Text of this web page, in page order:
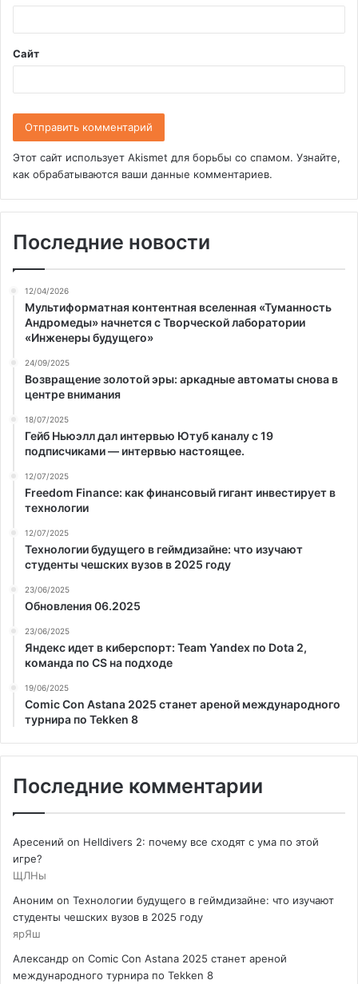
й
*
Сайт
Этот сайт использует Akismet для борьбы со спамом. Узнайте,
как обрабатываются ваши данные комментариев.
Последние новости
12/04/2026
Мультиформатная контентная вселенная «Туманность
Андромеды» начнется с Творческой лаборатории
«Инженеры будущего»
24/09/2025
Возвращение золотой эры: аркадные автоматы снова в
центре внимания
18/07/2025
Гейб Ньюэлл дал интервью Ютуб каналу с 19
подписчиками — интервью настоящее.
12/07/2025
Freedom Finance: как финансовый гигант инвестирует в
технологии
12/07/2025
Технологии будущего в геймдизайне: что изучают
студенты чешских вузов в 2025 году
23/06/2025
Обновления 06.2025
23/06/2025
Яндекс идет в киберспорт: Team Yandex по Dota 2,
команда по CS на подходе
19/06/2025
Comic Con Astana 2025 станет ареной международного
турнира по Tekken 8
Последние комментарии
Аресений on Helldivers 2: почему все сходят с ума по этой
игре?
ЩЛНы
Аноним on Технологии будущего в геймдизайне: что изучают
студенты чешских вузов в 2025 году
ярЯш
Александр on Comic Con Astana 2025 станет ареной
международного турнира по Tekken 8